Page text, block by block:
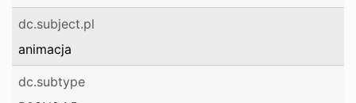
dc.subject.pl
animacja
dc.subtype